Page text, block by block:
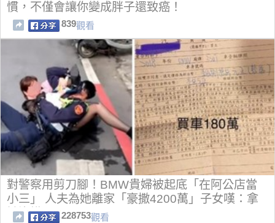
慣，不僅會讓你變成胖子還致癌！
839觀看
對警察用剪刀腳！BMW貴婦被起底「在阿公店當
小三」 人夫為她離家「豪撒4200萬」子女嘆：拿
她沒轍
228753觀看